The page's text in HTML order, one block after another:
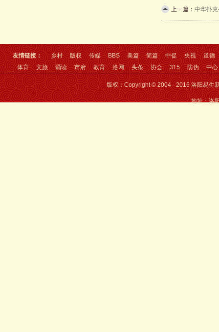
上一篇： 中华扑
友情链接： 乡村 版权 传媒 BBS 美篇 简篇 中促 央视
道德
体育
文旅 诵读 市府 教育 洛网 头条 协会 315 防伪 中心
版权：Copyright © 2004 - 2016 洛阳易生
地址：洛